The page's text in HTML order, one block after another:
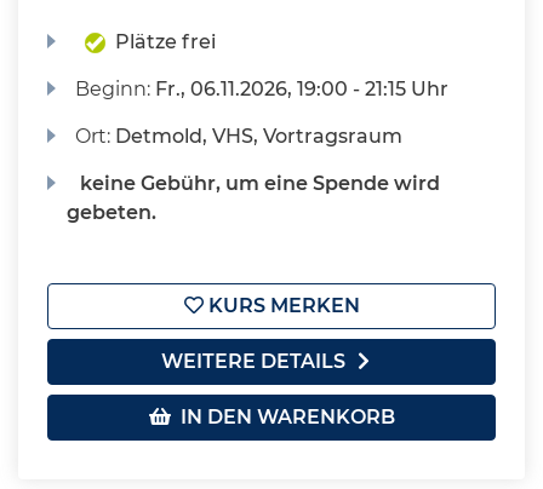
Plätze frei
Beginn: Fr., 06.11.2026, 19:00 - 21:15 Uhr
Ort: Detmold, VHS, Vortragsraum
keine Gebühr, um eine Spende wird
gebeten.
KURS MERKEN
WEITERE DETAILS
IN DEN WARENKORB